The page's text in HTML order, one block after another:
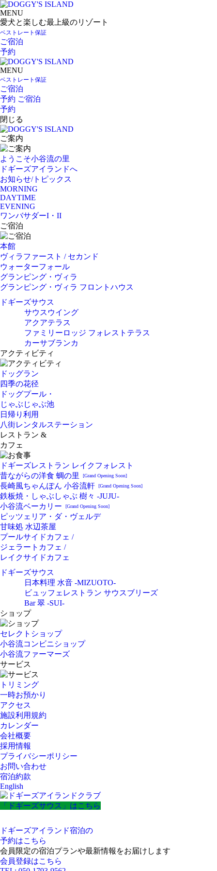
MENU
愛犬と楽しむ最上級のリゾート
ベストレート保証
ご宿泊
予約
MENU
ベストレート保証
ご宿泊
予約 ご宿泊
予約
閉じる
ご案内
ようこそ小谷流の里
ドギーズアイランドへ
お知らせ/トピックス
MORNING
DAYTIME
EVENING
ワンバサダーI・II
ご宿泊
本館
ヴィラファースト / セカンド
ウォーターフォール
グランピング・ヴィラ
グランピング・ヴィラ フロントハウス
ドギーズサウス
サウスウイング
アクアテラス
ファミリーロッジ フォレストテラス
カーサブランカ
アクティビティ
ドッグラン
四季の花径
ドッグプール・
じゃぶじゃぶ池
日帰り利用
八街レンタルステーション
レストラン &
カフェ
ドギーズレストラン レイクフォレスト
昔ながらの洋食 蜩の里
[Grand Opening Soon]
長崎風ちゃんぽん 小谷流軒 [Grand Opening Soon]
鉄板焼・しゃぶしゃぶ 樹々 -JUJU-
小谷流ベーカリー
[Grand Opening Soon]
ピッツェリア・ダ・ヴェルデ
甘味処 水辺茶屋
プールサイドカフェ /
ジェラートカフェ /
レイクサイドカフェ
ドギーズサウス
日本料理 水音 -MIZUOTO-
ビュッフェレストラン サウスブリーズ
Bar 翠 -SUI-
ショップ
セレクトショップ
小谷流コンビニショップ
小谷流ファーマーズ
サービス
トリミング
一時お預かり
アクセス
施設利用規約
カレンダー
会社概要
採用情報
プライバシーポリシー
お問い合わせ
宿泊約款
English
「ドギーズサウス」はこちら
ドギーズアイランド宿泊の
予約はこちら
会員限定の宿泊プランや最新情報をお届けします
会員登録はこちら